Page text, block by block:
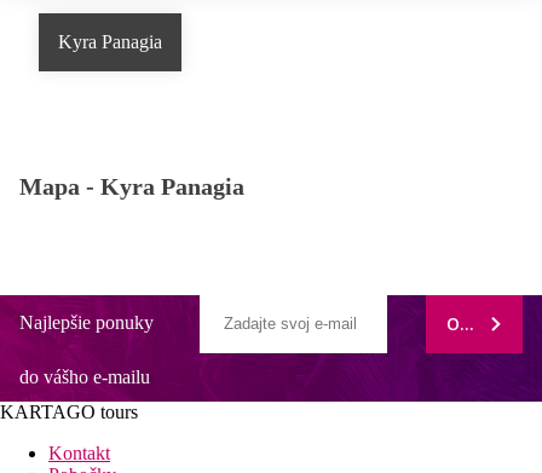
Kyra Panagia
Mapa - Kyra Panagia
Najlepšie ponuky
do vášho e-mailu
ODOBERAŤ
KARTAGO tours
Kontakt